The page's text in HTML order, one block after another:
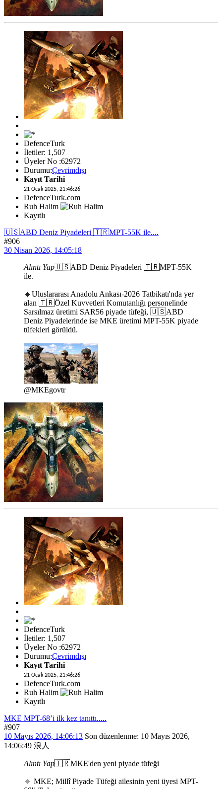
DefenceTurk
İletiler: 1,507
Üyeler No :62972
Durumu:Çevrimdışı
Kayıt Tarihi
21 Ocak 2025, 21:46:26
DefenceTurk.com
Ruh Halim
Kayıtlı
🇺🇸ABD Deniz Piyadeleri 🇹🇷MPT-55K ile....
#906
30 Nisan 2026, 14:05:18
Alıntı Yap🇺🇸ABD Deniz Piyadeleri 🇹🇷MPT-55K
ile.
🔸Uluslararası Anadolu Ankası-2026 Tatbikatı'nda yer
alan 🇹🇷Özel Kuvvetleri Komutanlığı personelinde
Sarsılmaz üretimi SAR56 piyade tüfeği, 🇺🇸ABD
Deniz Piyadelerinde ise MKE üretimi MPT-55K piyade
tüfekleri görüldü.
@MKEgovtr
DefenceTurk
İletiler: 1,507
Üyeler No :62972
Durumu:Çevrimdışı
Kayıt Tarihi
21 Ocak 2025, 21:46:26
DefenceTurk.com
Ruh Halim
Kayıtlı
MKE MPT-68’i ilk kez tanıttı.....
#907
10 Mayıs 2026, 14:06:13 Son düzenlenme: 10 Mayıs 2026,
14:06:49 浪人
Alıntı Yap🇹🇷MKE'den yeni piyade tüfeği
🔸 MKE; Millî Piyade Tüfeği ailesinin yeni üyesi MPT-